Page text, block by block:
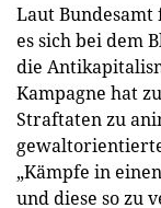
Laut Bundesamt
es sich bei dem
die
Kampagne hat
Straftaten zu
„Kämpfe in
und diese so zu